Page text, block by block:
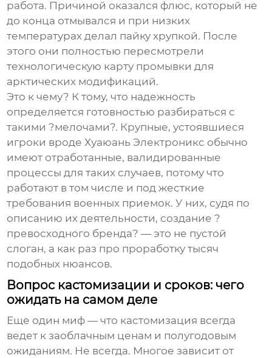
работа. Причиной оказался флюс, который не
до конца отмывался и при низких
температурах делал пайку хрупкой. После
этого они полностью пересмотрели
технологическую карту промывки для
арктических модификаций.
Это к чему? К тому, что надежность
определяется готовностью разбираться с
такими ?мелочами?. Крупные, устоявшиеся
игроки вродеХуаюань Электроникс обычно
имеют отработанные, валидированные
процессы для таких случаев, потому что
работают в том числе и под жесткие
требования военных приемок. У них, судя по
описанию их деятельности, создание ?
превосходного бренда? — это не пустой
слоган, а как раз про проработку тысяч
подобных нюансов.
Вопрос кастомизации и сроков: чего
ожидать на самом деле
Еще один миф — что кастомизация всегда
ведет к заоблачным ценам и полугодовым
ожиданиям. Не всегда. Многое зависит от